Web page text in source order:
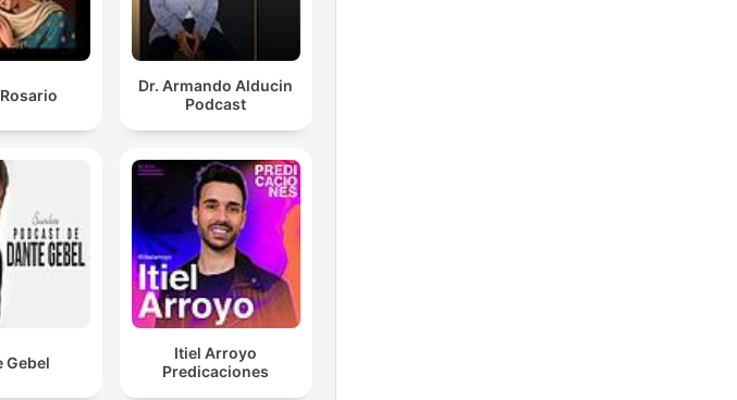
Dr. Armando Alducin
Podcast
Gebel
Itiel Arroyo
Predicaciones